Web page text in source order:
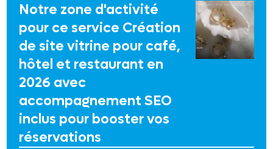
Notre zone d'activité
pour ce service Création
de site vitrine pour café,
hôtel et restaurant en
2026 avec
accompagnement SEO
inclus pour booster vos
réservations